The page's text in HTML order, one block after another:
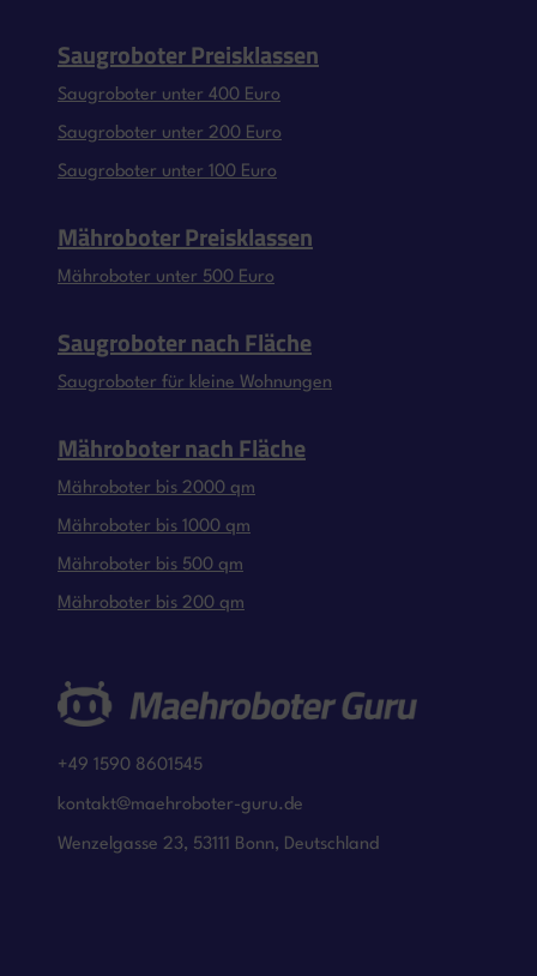
Saugroboter Preisklassen
Saugroboter unter 400 Euro
Saugroboter unter 200 Euro
Saugroboter unter 100 Euro
Mähroboter Preisklassen
Mähroboter unter 500 Euro
Saugroboter nach Fläche
Saugroboter für kleine Wohnungen
Mähroboter nach Fläche
Mähroboter bis 2000 qm
Mähroboter bis 1000 qm
Mähroboter bis 500 qm
Mähroboter bis 200 qm
+49 1590 8601545
kontakt@maehroboter-guru.de
Wenzelgasse 23, 53111 Bonn, Deutschland